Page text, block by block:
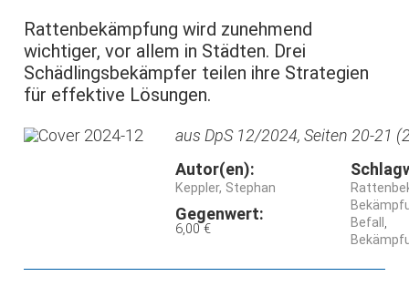
Rattenbekämpfung wird zunehmend
wichtiger, vor allem in Städten. Drei
Schädlingsbekämpfer teilen ihre Strategien
für effektive Lösungen.
aus DpS 12/2024, Seiten 20-21
Autor(en):
Keppler, Stephan
Gegenwert:
6,00 €
Befall